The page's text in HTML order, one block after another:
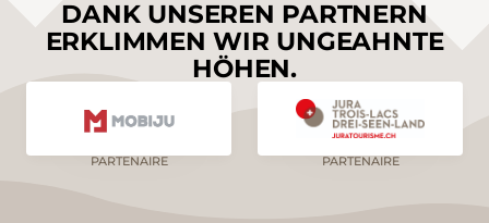
DANK UNSEREN PARTNERN
ERKLIMMEN WIR UNGEAHNTE
HÖHEN.
PARTENAIRE PARTENAIRE